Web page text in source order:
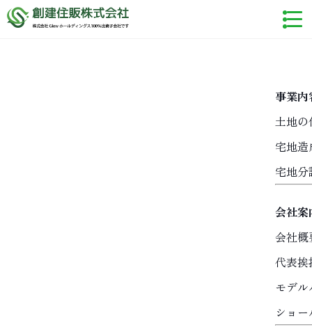
事業内
土地の
宅地造
宅地
会社案
会社概
代表挨
モデ
ショ